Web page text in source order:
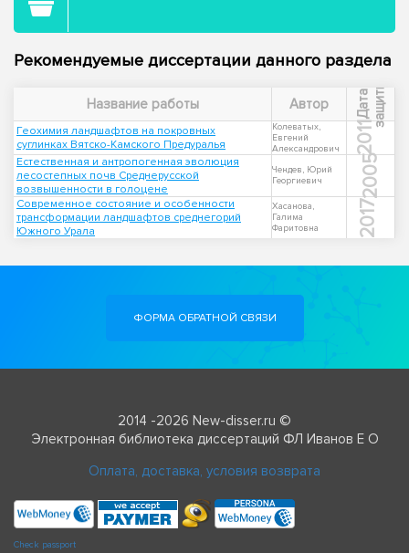
Рекомендуемые диссертации данного раздела
Название работы Автор Д
а
т
а
з
а
щ
и
т ы
Геохимия ландшафтов на покровных
суглинках Вятско-Камского Предуралья
Колеватых,
Евгений
Александрович
2011
Естественная и антропогенная эволюция
лесостепных почв Среднерусской
возвышенности в голоцене
Чендев, Юрий
Георгиевич
2005
Современное состояние и особенности
трансформации ландшафтов среднегорий
Южного Урала
Хасанова,
Галима
Фаритовна
2017
ФОРМА ОБРАТНОЙ СВЯЗИ
2014 -2026 New-disser.ru ©
Электронная библиотека диссертаций ФЛ Иванов Е О
Оплата, доставка, условия возврата
Check passport